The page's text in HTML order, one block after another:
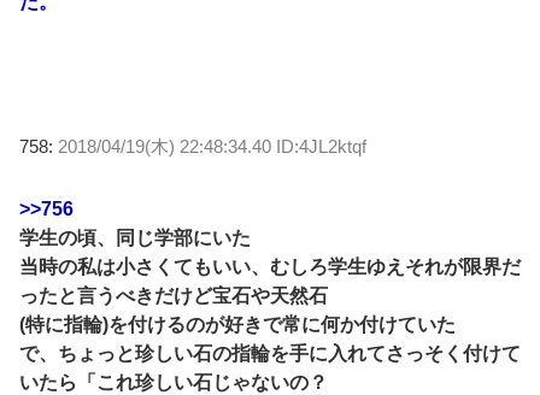
758: 2018/04/19(木) 22:48:34.40 ID:4JL2ktqf
>>756
学生の頃、同じ学部にいた
当時の私は小さくてもいい、むしろ学生ゆえそれが限界だ
ったと言うべきだけど宝石や天然石
(特に指輪)を付けるのが好きで常に何か付けていた
で、ちょっと珍しい石の指輪を手に入れてさっそく付けて
いたら「これ珍しい石じゃないの？